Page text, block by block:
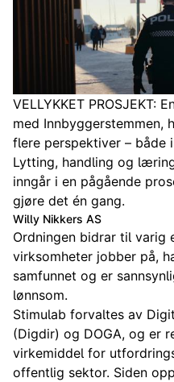
VELLYKKET PROSJEKT:
med
flere perspektiver – både
Lytting, handling og
inngår i en pågående
gjøre det én gang.
Willy Nikkers AS
Ordningen bidrar til varig
virksomheter jobber på,
samfunnet og er
lønnsom.
Stimulab forvaltes av
(Digdir) og DOGA, og er
virkemiddel for
offentlig sektor. Siden